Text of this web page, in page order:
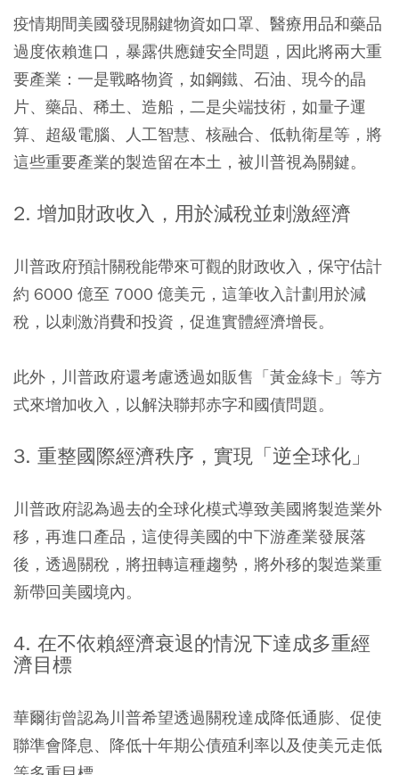
疫情期間美國發現關鍵物資如口罩、醫療用品和藥品
過度依賴進口，暴露供應鏈安全問題，因此將兩大重
要產業：一是戰略物資，如鋼鐵、石油、現今的晶
片、藥品、稀土、造船，二是尖端技術，如量子運
算、超級電腦、人工智慧、核融合、低軌衛星等，將
這些重要產業的製造留在本土，被川普視為關鍵。
2. 增加財政收入，用於減稅並刺激經濟
川普政府預計關稅能帶來可觀的財政收入，保守估計
約 6000 億至 7000 億美元，這筆收入計劃用於減
稅，以刺激消費和投資，促進實體經濟增長。
此外，川普政府還考慮透過如販售「黃金綠卡」等方
式來增加收入，以解決聯邦赤字和國債問題。
3. 重整國際經濟秩序，實現「逆全球化」
川普政府認為過去的全球化模式導致美國將製造業外
移，再進口產品，這使得美國的中下游產業發展落
後，透過關稅，將扭轉這種趨勢，將外移的製造業重
新帶回美國境內。
4. 在不依賴經濟衰退的情況下達成多重經
濟目標
華爾街曾認為川普希望透過關稅達成降低通膨、促使
聯準會降息、降低十年期公債殖利率以及使美元走低